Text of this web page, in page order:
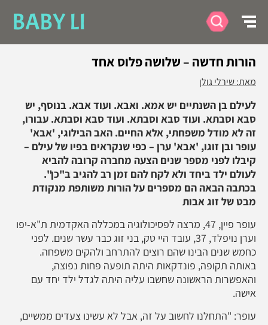
BABY LI
הורות חדשה – שלושה פלוס אחד
מאת: שירלי גולן
לעילם בן השנתיים יש אמא. ואבא. ועוד אבא. בנוסף, יש
סבא וסבתא. ועוד סבא וסבתא. ועוד סבא וסבתא. עבורו,
זה לא מודל משפחתי, אלא החיים. האב הבילוגי, 'אבא'
עופר ובן זוגו, 'אבא' ערן – כפי שנקראים בפיו של עילם –
קיבלו לפני מספר שנים הצעה מחברה קרובה להביא
לעולם ילד ביחד ולא לקח להם זמן רב להגיב ב"כן".
בכתבה הבאה הם מספרים על הורות משותפת מנקודת
מבט של זוג אבות
עופר פיין, 47, מרצה לפסיכולוגיה במכללה האקדמית ת"א-יפו
וערן נויפלד, 37, עובד היי טק, בני זוג כבר עשר שנים. לפני
כחמש שנים הבינו שהם רוצים להתרחב ולהקים משפחה.
באותה תקופה, פונדקאות היתה תופעה פחות נפוצה,
והאפשרות הראשונה שחשבו עליה היתה לגדל ילד יחד עם
אישה.
עופר: "התחלנו לחשוב על זה, אבל לא עשינו צעדים ממשיים,